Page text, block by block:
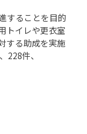
することを目的
トイレや更衣室
する助成を実施
228件、